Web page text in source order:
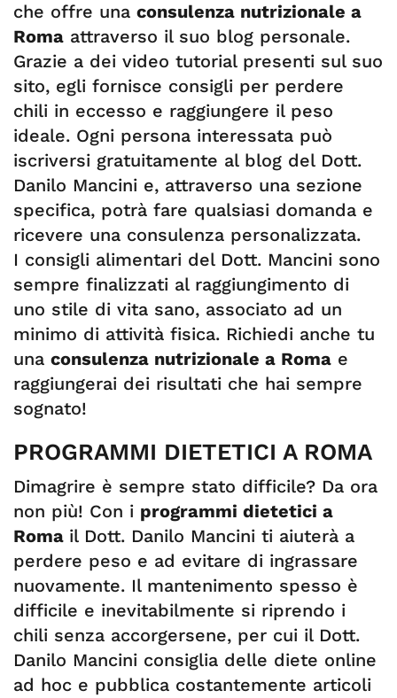
che offre una consulenza nutrizionale a
Roma attraverso il suo blog personale.
Grazie a dei video tutorial presenti sul suo
sito, egli fornisce consigli per perdere
chili in eccesso e raggiungere il peso
ideale. Ogni persona interessata può
iscriversi gratuitamente al blog del Dott.
Danilo Mancini e, attraverso una sezione
specifica, potrà fare qualsiasi domanda e
ricevere una consulenza personalizzata.
I consigli alimentari del Dott. Mancini sono
sempre finalizzati al raggiungimento di
uno stile di vita sano, associato ad un
minimo di attività fisica. Richiedi anche tu
una consulenza nutrizionale a Roma e
raggiungerai dei risultati che hai sempre
sognato!
PROGRAMMI DIETETICI A ROMA
Dimagrire è sempre stato difficile? Da ora
non più! Con i programmi dietetici a
Roma il Dott. Danilo Mancini ti aiuterà a
perdere peso e ad evitare di ingrassare
nuovamente. Il mantenimento spesso è
difficile e inevitabilmente si riprendo i
chili senza accorgersene, per cui il Dott.
Danilo Mancini consiglia delle diete online
ad hoc e pubblica costantemente articoli